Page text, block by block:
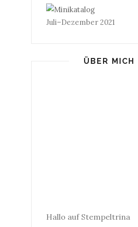
Juli–Dezember 2021
ÜBER MICH
Hallo auf Stempeltrina